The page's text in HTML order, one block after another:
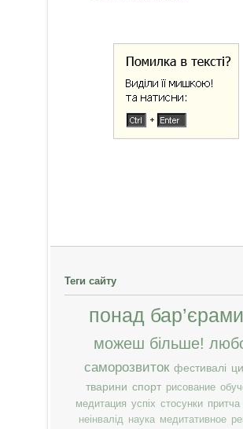
Теги сайту
понад бар’єрами
можеш більше!
саморозвиток фестивалі
тварини спорт рисование
медитация успіх стосунки притча
неінвалід наука медитативное